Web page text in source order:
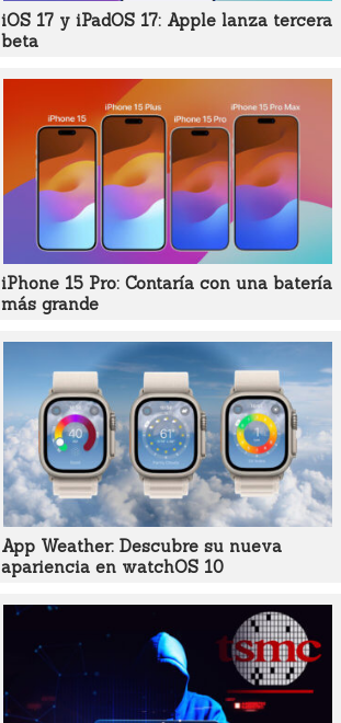
iOS 17 y iPadOS 17: Apple lanza tercera
beta
iPhone 15 Pro: Contaría con una batería
más grande
App Weather: Descubre su nueva
apariencia en watchOS 10